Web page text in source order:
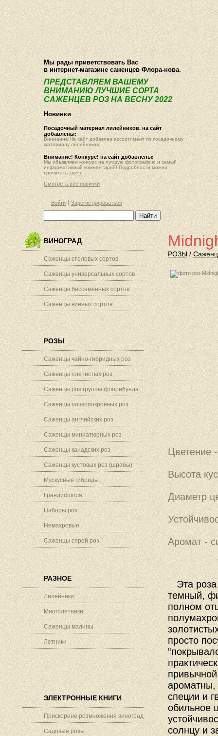
О компании Как купить Фотогалерея Статьи Опт
Мы рады приветствовать Вас
в интернет-магазине саженцев Флора-нова.
ПРЕДСТАВЛЯЕМ ВАШЕМУ
ВНИМАНИЮ ЛУЧШИЕ СОРТА
САЖЕНЦЕВ РОЗ НА ВЕСНУ 2022
Новинки
Посадочный материал лилейников. на сайт
добавлены:
Внимание!На сайт добавлен ассортимент по посадочному
материалу лилейников.
Внимание! Конкурс! на сайт добавлены:
Мы объявляем конкурс на лучшую фотографию и самый
информативный комментарий! Подробности можно
прочитать здесь
Смотреть все новинки
Войти Зарегистрироваться
ВИНОГРАД
Саженцы столовых сортов
Саженцы универсальных сортов
Саженцы бессемянных сортов
Саженцы винных сортов
РОЗЫ
Саженцы чайно-гибридных роз
Саженцы плетистых роз
Саженцы роз группы флорибунда
Саженцы почвопокровных роз
Саженцы английских роз
Саженцы миниатюрных роз
Саженцы канадских роз
Саженцы кустовых роз (шрабы)
Мускусные гибриды.
Грандифлора
Наборы роз
Немахровые
Саженцы спрей роз.
РАЗНОЕ
Лилейники.
Многолетники
Саженцы малины.
Летники
ЭЛЕКТРОННЫЕ КНИГИ
Прискорене розмноження винограду.
Садовые розы.
РОЗЫ/
Цветение
Высота
Диаметр
Аромат -
Эта роза
темный,
полном
просто
ароматны,
специи и
обильное
солнцу и